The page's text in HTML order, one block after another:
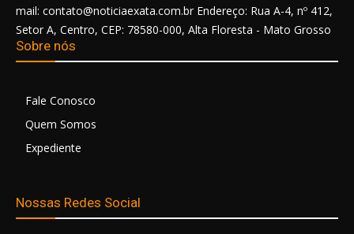
mail: contato@noticiaexata.com.br Endereço: Rua A-4, nº 412,
Setor A, Centro, CEP: 78580-000, Alta Floresta - Mato Grosso
Sobre nós
Fale Conosco
Quem Somos
Expediente
Nossas Redes Social